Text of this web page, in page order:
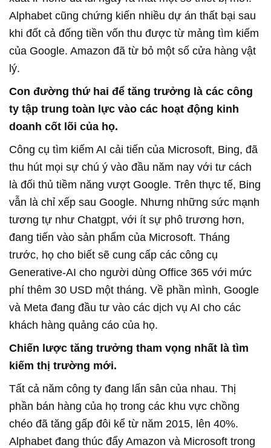
Alphabet cũng chứng kiến nhiều dự án thất bại sau
khi đốt cả đống tiền vốn thu được từ mảng tìm kiếm
của Google. Amazon đã từ bỏ một số cửa hàng vật
lý.
Con đường thứ hai để tăng trưởng là các công
ty tập trung toàn lực vào các hoạt động kinh
doanh cốt lõi của họ.
Công cụ tìm kiếm AI cải tiến của Microsoft, Bing, đã
thu hút mọi sự chú ý vào đầu năm nay với tư cách
là đối thủ tiềm năng vượt Google. Trên thực tế, Bing
vẫn là chỉ xếp sau Google. Nhưng những sức mạnh
tương tự như Chatgpt, với ít sự phô trương hơn,
đang tiến vào sản phẩm của Microsoft. Tháng
trước, họ cho biết sẽ cung cấp các công cụ
Generative-AI cho người dùng Office 365 với mức
phí thêm 30 USD một tháng. Về phần mình, Google
và Meta đang đầu tư vào các dịch vụ AI cho các
khách hàng quảng cáo của họ.
Chiến lược tăng trưởng tham vọng nhất là tìm
kiếm thị trường mới.
Tất cả năm công ty đang lấn sân của nhau. Thị
phần bán hàng của họ trong các khu vực chồng
chéo đã tăng gấp đôi kể từ năm 2015, lên 40%.
Alphabet đang thúc đẩy Amazon và Microsoft trong